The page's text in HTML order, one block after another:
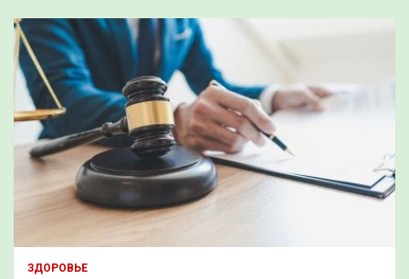
ЗДОРОВЬЕ